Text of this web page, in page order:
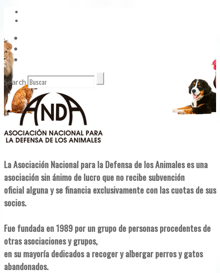
Search
La Asociación Nacional para la Defensa de los Animales es una
asociación sin ánimo de lucro que no recibe subvención
oficial alguna y se financia exclusivamente con las cuotas de sus
socios.
Fue fundada en 1989 por un grupo de personas procedentes de
otras asociaciones y grupos,
en su mayoría dedicados a recoger y albergar perros y gatos
abandonados.